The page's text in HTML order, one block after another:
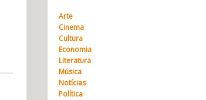
Arte
Cinema
Cultura
Economia
Literatura
Música
Notícias
Política